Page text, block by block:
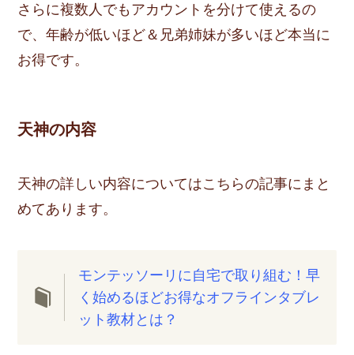
さらに複数人でもアカウントを分けて使えるの
で、年齢が低いほど＆兄弟姉妹が多いほど本当に
お得です。
天神の内容
天神の詳しい内容についてはこちらの記事にまと
めてあります。
モンテッソーリに自宅で取り組む！早
く始めるほどお得なオフラインタブレ
ット教材とは？